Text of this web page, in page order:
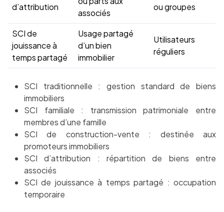
d’attribution
associés
ou groupes
SCI de
jouissance à
temps partagé
Usage partagé
d’un bien
immobilier
Utilisateurs
réguliers
SCI traditionnelle : gestion standard de biens
immobiliers
SCI familiale : transmission patrimoniale entre
membres d’une famille
SCI de construction-vente : destinée aux
promoteurs immobiliers
SCI d’attribution : répartition de biens entre
associés
SCI de jouissance à temps partagé : occupation
temporaire